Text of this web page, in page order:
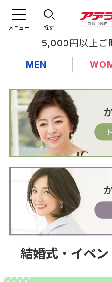
メニュー 探す
5,000円以上ご
MEN
結婚式・イベ